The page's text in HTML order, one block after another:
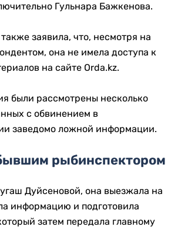
Гульнара Бажкенова.
заявила, что, несмотря на
она не имела доступа к
на сайте Orda.kz.
были рассмотрены несколько
с обвинением в
заведомо ложной информации.
рыбинспектором
Дуйсеновой, она выезжала на
информацию и подготовила
затем передала главному